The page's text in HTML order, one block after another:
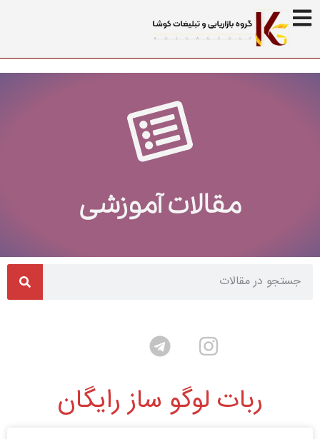
مقالات آموزشی
ربات لوگو ساز رایگان